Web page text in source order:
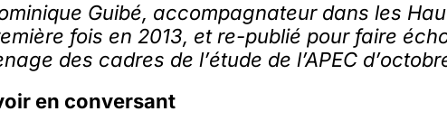
Guibé, accompagnateur dans les
fois en 2013, et re-publié pour faire
des cadres de l’étude de l’APEC
en conversant